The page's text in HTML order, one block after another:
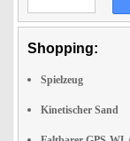
Shopping:
Spielzeug
Kinetischer Sand